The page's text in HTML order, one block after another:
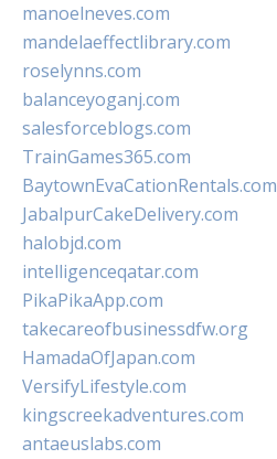
manoelneves.com
mandelaeffectlibrary.com
roselynns.com
balanceyoganj.com
salesforceblogs.com
TrainGames365.com
BaytownEvaCationRentals.com
JabalpurCakeDelivery.com
halobjd.com
intelligenceqatar.com
PikaPikaApp.com
takecareofbusinessdfw.org
HamadaOfJapan.com
VersifyLifestyle.com
kingscreekadventures.com
antaeuslabs.com